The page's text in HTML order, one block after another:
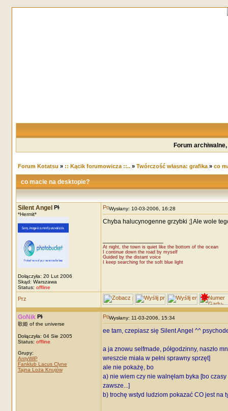
Forum
Forum Kotatsu » :: Kącik forumowicza ::..» Twórczość własna: grafika» co
co macie na desktopie?
Silent Angel
*Hermit*
Dołączyła: 20 Lut 2006
Skąd: Warszawa
Status: offline
Wysłany: 10-03-2006, 16:28
Chyba halucynogenne grzybki ;] Ale wole
At night, the town is quiet like the bottom of the ocean
I continue down the road by myself
Guided by the distant voice
I keep searching for the soft blue light
GoNik
歌姫 of the universe
Dołączyła: 04 Sie 2005
Status: offline
Grupy:
AntyWiP
Fanklub Lacus Clyne
Tajna Loża Knujów
Wysłany: 11-03-2006, 15:34
ee tam, czepiasz się Silent Angel ^^
a ja znowu selfmade, półgodzinny, naszło
wreszcie miała w pełni sprawny sprzęt]
ale nie pokażę, bo
a) nie wiem czy nie walnęłam byka [bo
zawsze...]
b) trochę wstyd ludziom pokazać CO jest na